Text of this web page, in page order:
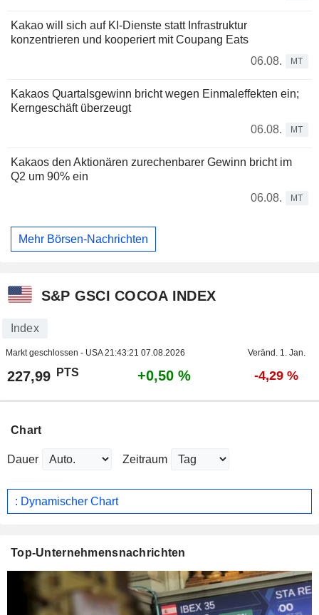
Kakao will sich auf KI-Dienste statt Infrastruktur
konzentrieren und kooperiert mit Coupang Eats
06.08.
MT
Kakaos Quartalsgewinn bricht wegen Einmaleffekten ein;
Kerngeschäft überzeugt
06.08.
MT
Kakaos den Aktionären zurechenbarer Gewinn bricht im
Q2 um 90% ein
06.08.
MT
Mehr Börsen-Nachrichten
S&P GSCI COCOA INDEX
Index
Markt geschlossen - USA21:43:21 07.08.2026 Veränd. 1. Jan.
227,99 PTS +0,50 % -4,29 %
Chart
Dauer Zeitraum
: Dynamischer Chart
Top-Unternehmensnachrichten